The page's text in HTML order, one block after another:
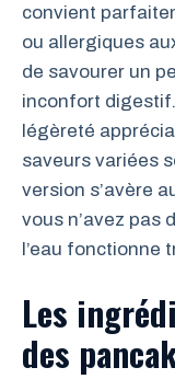
convient
ou allergiques
de savourer un
inconfort
légèreté
saveurs variées
version s’avère
vous n’avez pas
l’eau fonctionne
Les
des